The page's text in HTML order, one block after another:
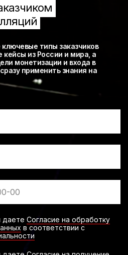
типы заказчиков
из России и мира, а
монетизации и входа в
применить знания на
даетеСогласие на обработку
в соответствии с